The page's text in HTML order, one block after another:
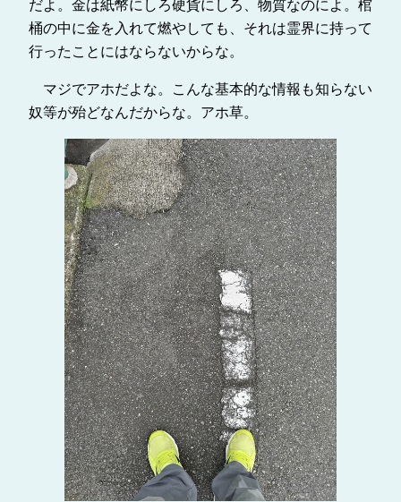
だよ。金は紙幣にしろ硬貨にしろ、物質なのによ。棺
桶の中に金を入れて燃やしても、それは霊界に持って
行ったことにはならないからな。
マジでアホだよな。こんな基本的な情報も知らない
奴等が殆どなんだからな。アホ草。